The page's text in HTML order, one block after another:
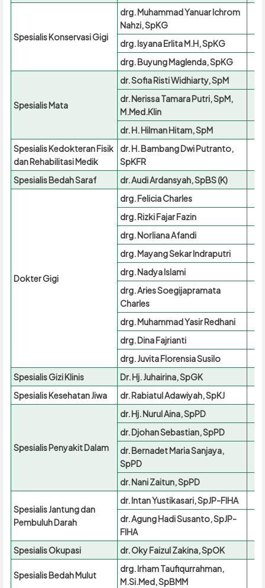
Spesialis Konservasi Gigi
drg. Muhammad Yanuar Ichrom
Nahzi, SpKG
drg. Isyana Erlita M.H, SpKG
drg. Buyung Maglenda, SpKG
Spesialis Mata
dr. Sofia Risti Widhiarty, SpM
dr. Nerissa Tamara Putri, SpM,
M.Med.Klin
dr. H. Hilman Hitam, SpM
Spesialis Kedokteran Fisik
dan Rehabilitasi Medik
dr. H. Bambang Dwi Putranto,
SpKFR
Spesialis Bedah Saraf
dr. Audi Ardansyah, SpBS (K)
Dokter Gigi
drg. Felicia Charles
drg. Rizki Fajar Fazin
drg. Norliana Afandi
drg. Mayang Sekar Indraputri
drg. Nadya Islami
drg. Aries Soegijapramata
Charles
drg. Muhammad Yasir Redhani
drg. Dina Fajrianti
drg. Juvita Florensia Susilo
Spesialis Gizi Klinis
Dr. Hj. Juhairina, SpGK
Spesialis Kesehatan Jiwa
dr. Rabiatul Adawiyah, SpKJ
Spesialis Penyakit Dalam
dr. Hj. Nurul Aina, SpPD
dr. Djohan Sebastian, SpPD
dr. Bernadet Maria Sanjaya,
SpPD
dr. Nani Zaitun, SpPD
Spesialis Jantung dan
Pembuluh Darah
dr. Intan Yustikasari, SpJP-FIHA
dr. Agung Hadi Susanto, SpJP-
FIHA
Spesialis Okupasi
dr. Oky Faizul Zakina, SpOK
Spesialis Bedah Mulut
drg. Irham Taufiqurrahman,
M.Si.Med, SpBMM